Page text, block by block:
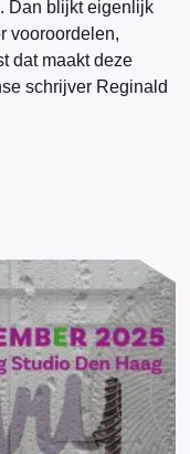
Dan blijkt eigenlijk
vooroordelen,
dat maakt deze
schrijver Reginald